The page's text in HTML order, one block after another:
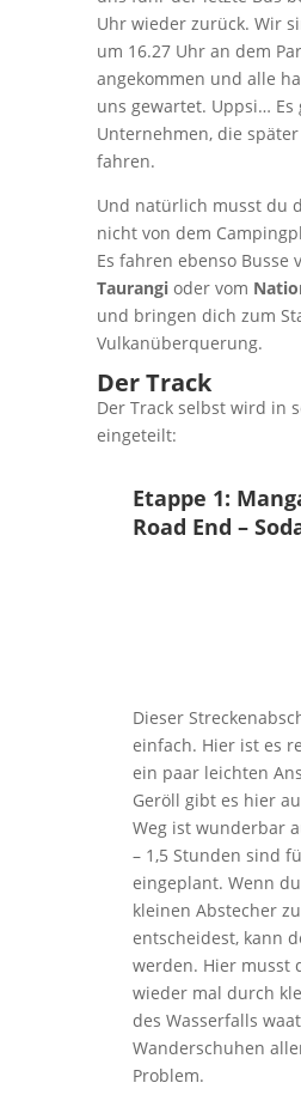
Uhr wieder zurück. Wir
um 16.27 Uhr an dem
angekommen und alle
uns gewartet. Uppsi… Es
Unternehmen, die
fahren.
Und natürlich musst du
nicht von dem
Es fahren ebenso Busse
Taurangioder vom
und bringen dich zum
Vulkanüberquerung.
Der Track
Der Track selbst wird in
eingeteilt:
Etappe 1:
Road End –
Dieser
einfach. Hier ist es
ein paar leichten
Geröll gibt es hier
Weg ist wunderbar
– 1,5 Stunden sind
eingeplant. Wenn
kleinen Abstecher
entscheidest, kann
werden. Hier musst
wieder mal durch
des Wasserfalls
Wanderschuhen
Problem.